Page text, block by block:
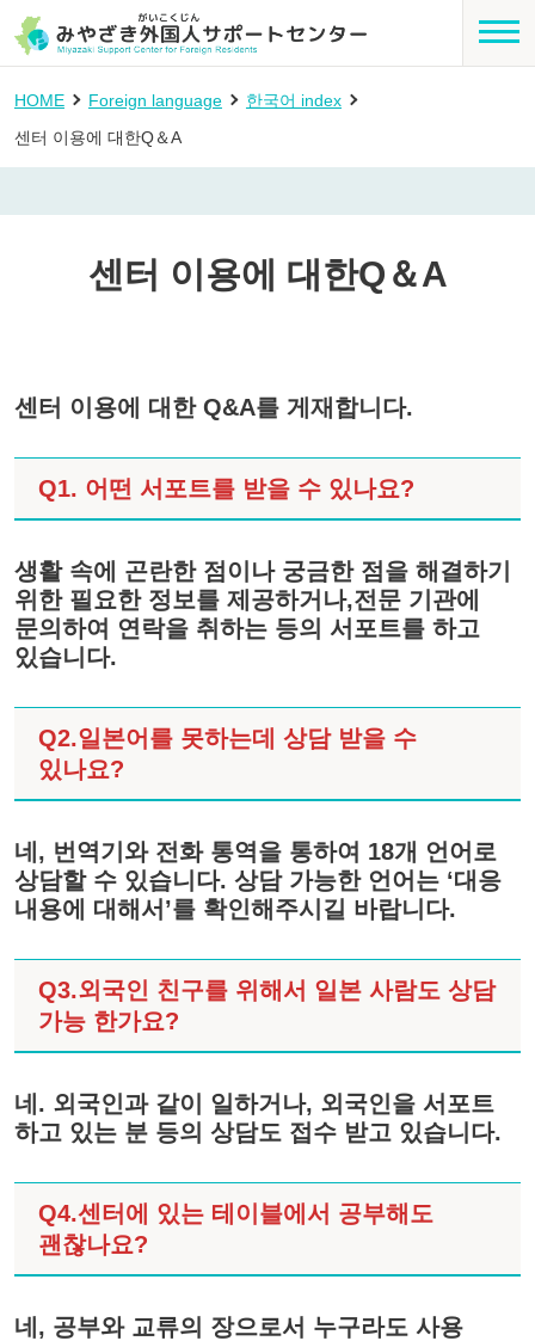
HOME Foreign language
한국어 index
센터 이용에 대한Q＆A
센터 이용에 대한Q＆A
센터 이용에 대한 Q&A를 게재합니다.
Q1. 어떤 서포트를 받을 수 있나요?
생활 속에 곤란한 점이나 궁금한 점을 해결하기
위한 필요한 정보를 제공하거나,전문 기관에
문의하여 연락을 취하는 등의 서포트를 하고
있습니다.
Q2.일본어를 못하는데 상담 받을 수
있나요?
네, 번역기와 전화 통역을 통하여 18개 언어로
상담할 수 있습니다. 상담 가능한 언어는 ‘대응
내용에 대해서’를 확인해주시길 바랍니다.
Q3.외국인 친구를 위해서 일본 사람도 상담
가능 한가요?
네. 외국인과 같이 일하거나, 외국인을 서포트
하고 있는 분 등의 상담도 접수 받고 있습니다.
Q4.센터에 있는 테이블에서 공부해도
괜찮나요?
네, 공부와 교류의 장으로서 누구라도 사용